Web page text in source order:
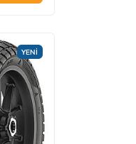
YENİ